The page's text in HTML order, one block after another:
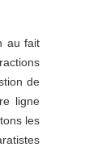
au fait
de
ligne
les